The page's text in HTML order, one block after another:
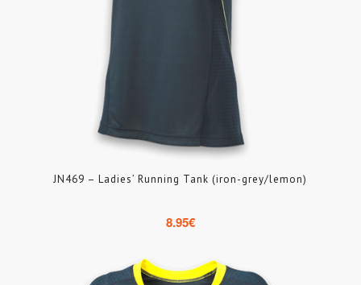
JN469 – Ladies’ Running Tank (iron-grey/lemon)
8.95€